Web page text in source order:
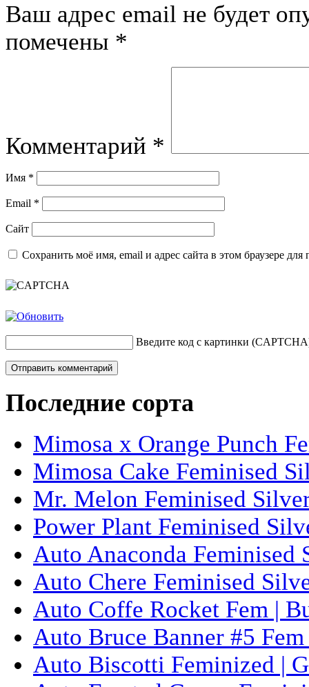
Ваш адрес email не будет
помечены *
Комментарий *
Имя *
Email *
Сайт
Сохранить моё имя, email и адрес сайта в этом браузере
Введите код с картинки
Последние сорта
Mimosa x Orange Punch
Mimosa Cake Feminised
Mr. Melon Feminised
Power Plant Feminised
Auto Anaconda Feminised
Auto Chere Feminised
Auto Coffe Rocket Fem |
Auto Bruce Banner #5
Auto Biscotti Feminized |